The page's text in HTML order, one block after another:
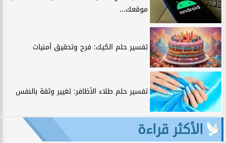
موقعك...
تفسير حلم الكيك: فرح وتحقيق أمنيات
تفسير حلم طلاء الأظافر: تغيير وثقة بالنفس
الأكثر قراءة